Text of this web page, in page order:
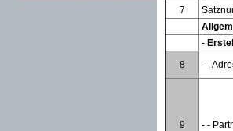
7
-
8
- -
9 - -